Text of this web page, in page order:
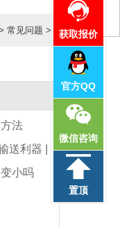
获取报价
官方QQ
微信咨询
置顶
常见问题 >
法
送利器 |
小吗